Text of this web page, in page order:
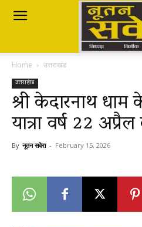
Nutan
Savera
नूतन
Home उत्तराखंड
उत्तराखंड
श्री केदारनाथ
यात्रा वर्ष 22
By नूतन सवेरा - February 15, 2026